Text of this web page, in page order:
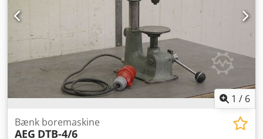
1 / 6
Bænk boremaskine
AEG DTB-4/6